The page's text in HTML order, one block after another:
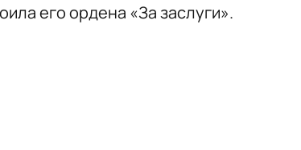
его ордена «За заслуги».